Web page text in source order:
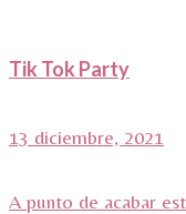
Tik Tok Party
13 diciembre, 2021
A punto de acabar